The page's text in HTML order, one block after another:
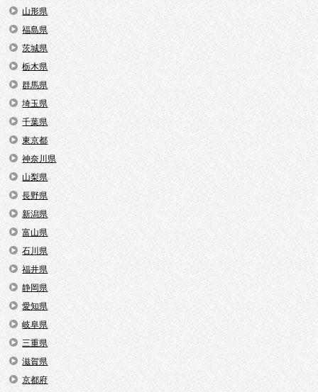
山形県
福島県
茨城県
栃木県
群馬県
埼玉県
千葉県
東京都
神奈川県
山梨県
長野県
新潟県
富山県
石川県
福井県
静岡県
愛知県
岐阜県
三重県
滋賀県
京都府